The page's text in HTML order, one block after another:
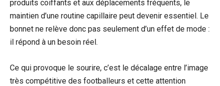
produits coiffants et aux déplacements fréquents, le
maintien d’une routine capillaire peut devenir essentiel. Le
bonnet ne relève donc pas seulement d’un effet de mode :
il répond à un besoin réel.
Ce qui provoque le sourire, c’est le décalage entre l’image
très compétitive des footballeurs et cette attention